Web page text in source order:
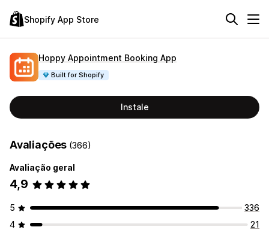
Shopify App Store
Hoppy Appointment Booking App
Built for Shopify
Instale
Avaliações (366)
Avaliação geral
4,9
5
336
4
21